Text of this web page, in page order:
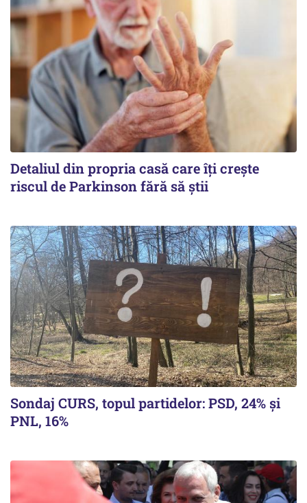
Detaliul din propria casă care îți crește
riscul de Parkinson fără să știi
Sondaj CURS, topul partidelor: PSD, 24% şi
PNL, 16%